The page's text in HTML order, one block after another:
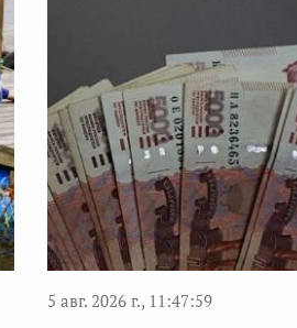
5 авг. 2026 г., 11:47:59